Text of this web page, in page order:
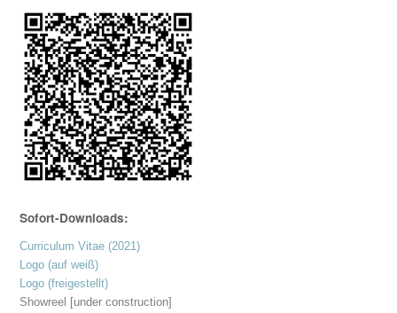
Sofort-Downloads:
Curriculum Vitae (2021)
Logo (auf weiß)
Logo (freigestellt)
Showreel [under construction]